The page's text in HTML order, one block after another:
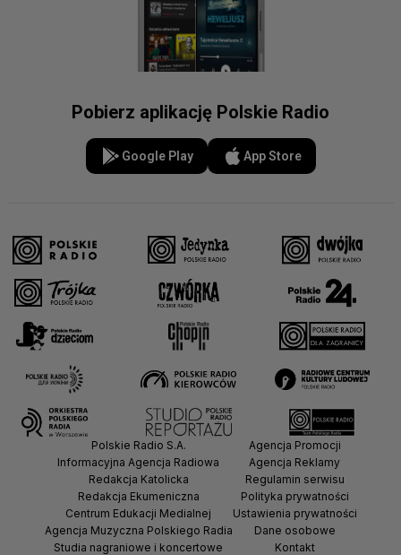
Pobierz aplikację Polskie Radio
Google Play App Store
Polskie Radio S.A.
Informacyjna Agencja Radiowa
Redakcja Katolicka
Redakcja Ekumeniczna
Centrum Edukacji Medialnej
Agencja Muzyczna Polskiego Radia
Studia nagraniowe i koncertowe
Agencja Promocji
Agencja Reklamy
Regulamin serwisu
Polityka prywatności
Ustawienia prywatności
Dane osobowe
Kontakt